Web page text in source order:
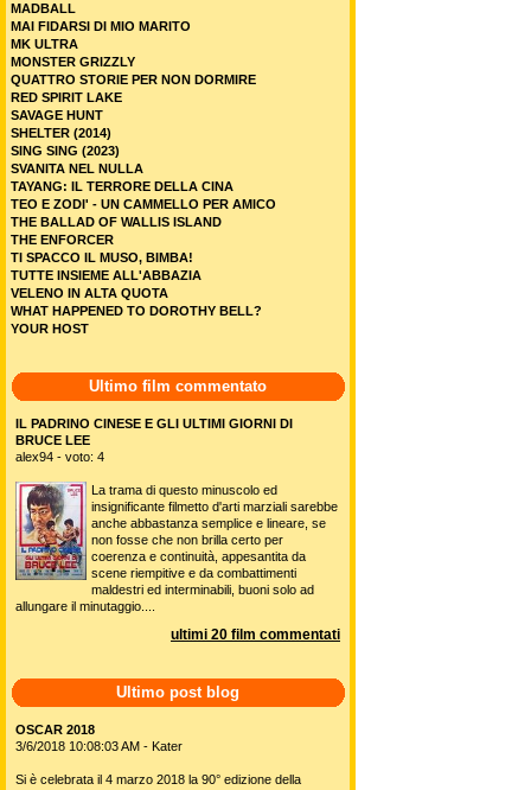
MADBALL
MAI FIDARSI DI MIO MARITO
MK ULTRA
MONSTER GRIZZLY
QUATTRO STORIE PER NON DORMIRE
RED SPIRIT LAKE
SAVAGE HUNT
SHELTER (2014)
SING SING (2023)
SVANITA NEL NULLA
TAYANG: IL TERRORE DELLA CINA
TEO E ZODI' - UN CAMMELLO PER AMICO
THE BALLAD OF WALLIS ISLAND
THE ENFORCER
TI SPACCO IL MUSO, BIMBA!
TUTTE INSIEME ALL'ABBAZIA
VELENO IN ALTA QUOTA
WHAT HAPPENED TO DOROTHY BELL?
YOUR HOST
Ultimo film commentato
IL PADRINO CINESE E GLI ULTIMI GIORNI DI
BRUCE LEE
alex94 - voto: 4
La trama di questo minuscolo ed
insignificante filmetto d'arti marziali sarebbe
anche abbastanza semplice e lineare, se
non fosse che non brilla certo per
coerenza e continuità, appesantita da
scene riempitive e da combattimenti
maldestri ed interminabili, buoni solo ad
allungare il minutaggio....
ultimi 20 film commentati
Ultimo post blog
OSCAR 2018
3/6/2018 10:08:03 AM - Kater
Si è celebrata il 4 marzo 2018 la 90° edizione della